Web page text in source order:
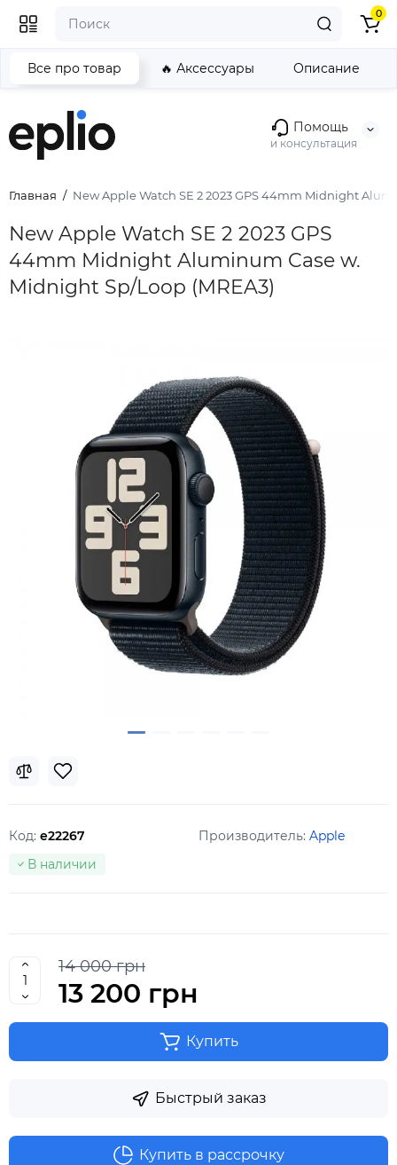
Помощь
и консультация
0
Главная New Apple Watch SE 2 2023 GPS 44mm Midnight
New Apple Watch SE 2 2023 GPS
44mm Midnight Aluminum Case w.
Midnight Sp/Loop (MREA3)
Все про товар 🔥 Аксессуары Описание
Код: e22267 Производитель: Apple
В наличии
14 000 грн
13 200 грн
Купить
Быстрый заказ
Купить в рассрочку